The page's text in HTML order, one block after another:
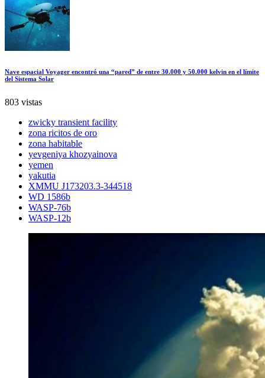
Nave espacial Voyager encontró una “pared” de entre 30.000 y 50.000 kelvin en el límite
del Sistema Solar
803 vistas
zwicky transient facility
zona ricitos de oro
zona habitable
yevgeniya khozyainova
yemen
yakutia
XMMU J173203.3-344518
WD 1586b
WASP-76b
WASP-12b